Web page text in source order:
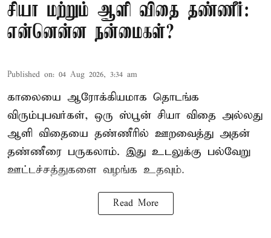
சியா மற்றும் ஆளி விதை தண்ணீர்:
என்னென்ன நன்மைகள்?
Published on: 04 Aug 2026, 3:34 am
காலையை ஆரோக்கியமாக தொடங்க
விரும்புபவர்கள், ஒரு ஸ்பூன் சியா விதை அல்லது
ஆளி விதையை தண்ணீரில் ஊறவைத்து அதன்
தண்ணீரை பருகலாம். இது உடலுக்கு பல்வேறு
ஊட்டச்சத்துகளை வழங்க உதவும்.
Read More